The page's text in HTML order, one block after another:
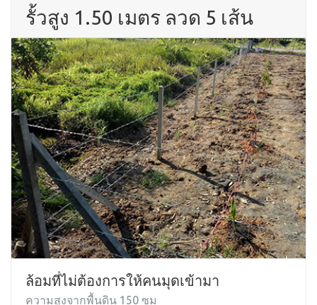
รั้วสูง 1.50 เมตร ลวด 5 เส้น
ล้อมที่ไม่ต้องการให้คนมุดเข้ามา
ความสูงจากพื้นดิน 150 ซม